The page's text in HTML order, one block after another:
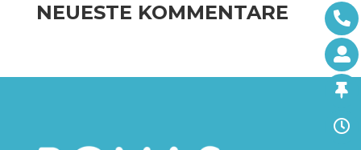
NEUESTE KOMMENTARE